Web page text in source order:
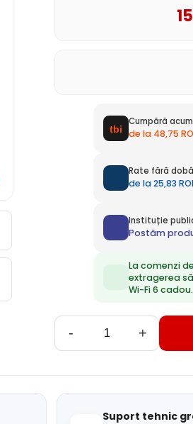
Cumpără
de la 48,75
Rate fără
de la 25,83
Instituție
Postăm
La comenzi
extragerea
Wi-Fi 6 cadou.
- +
Suport tehnic